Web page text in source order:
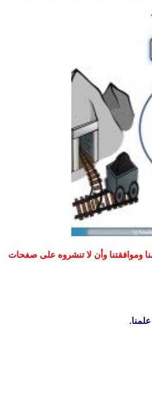
وموافقتنا وأن لا تنشروه على صفحات